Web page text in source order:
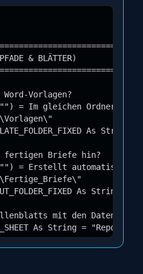
& BLÄTTER)
Vorlagen?
= Im gleichen Ordner wie
As String
fertigen Briefe hin?
= Erstellt automatisch
As String =
mit den Daten
As String = "Report"